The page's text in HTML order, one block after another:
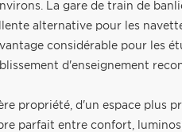
La gare de train de
alternative pour les
considérable pour les
d'enseignement
propriété, d'un espace plus
parfait entre confort,